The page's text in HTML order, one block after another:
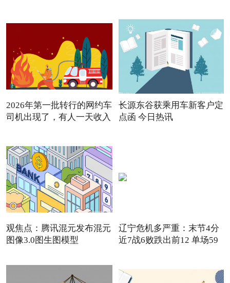
2026年第一批转行的网约车
司机出现了，有人一天收入
长源东谷获乘用车新客户定
点函 今日热讯
观焦点：腾讯混元发布混元
图像3.0图生图模型
辽宁危机多严重：末节4分
近7战6败跌出前12 单场59